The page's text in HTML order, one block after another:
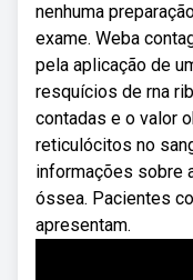
nenhuma
exame. Weba
pela aplicação de
resquícios de rna
contadas e o valor
reticulócitos no
informações sobre
óssea. Pacientes
apresentam.